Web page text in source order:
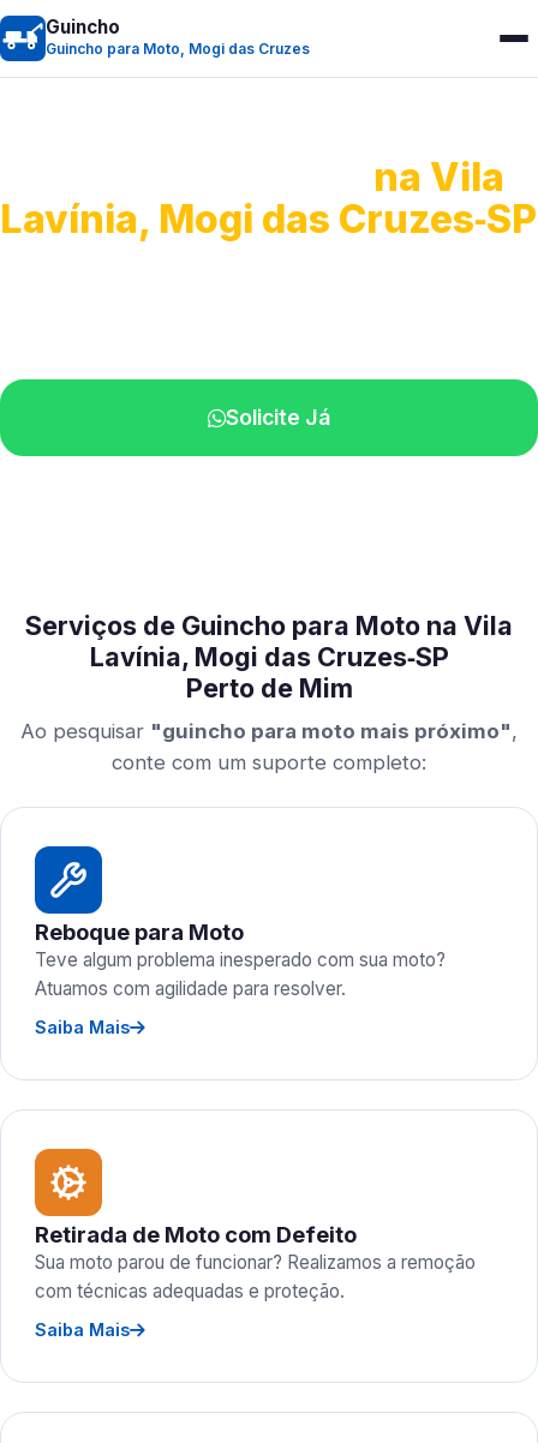
Guincho
Guincho para Moto, Mogi das Cruzes
na Vila
Lavínia, Mogi das Cruzes‑SP
Solicite Já
Serviços de Guincho para Moto na Vila
Lavínia, Mogi das Cruzes‑SP
Perto de Mim
Ao pesquisar "guincho para moto mais próximo",
conte com um suporte completo:
Reboque para Moto
Teve algum problema inesperado com sua moto?
Atuamos com agilidade para resolver.
Saiba Mais
Retirada de Moto com Defeito
Sua moto parou de funcionar? Realizamos a remoção
com técnicas adequadas e proteção.
Saiba Mais